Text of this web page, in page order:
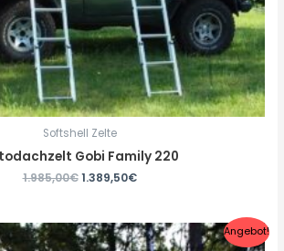
Softshell Zelte
Gobi Family 220
1.985,00€ 1.389,50€
Angebot!